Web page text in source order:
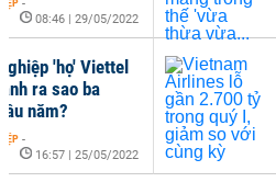
-
08:46 | 29/05/2022
'họ' Viettel
ra sao ba
năm?
-
16:57 | 25/05/2022